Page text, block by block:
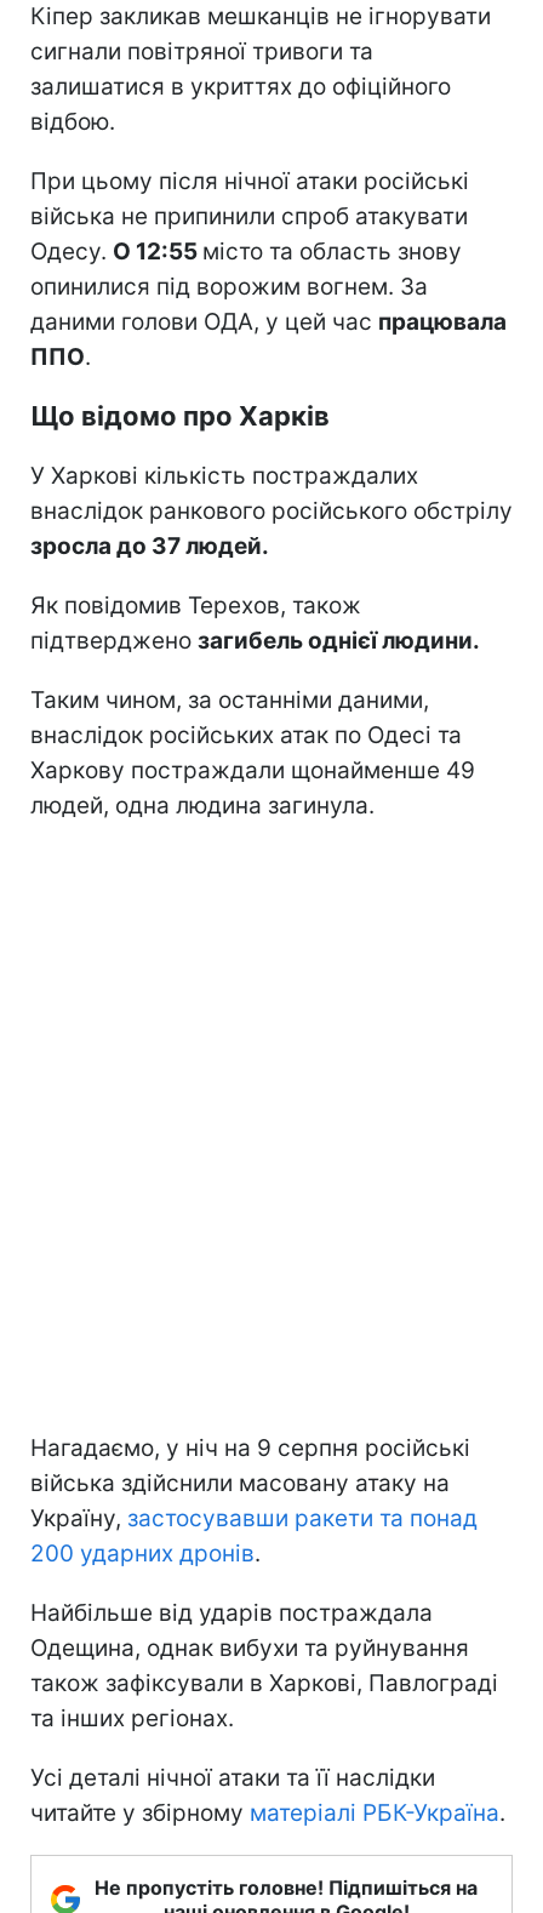
Кіпер закликав мешканців не ігнорувати
сигнали повітряної тривоги та
залишатися в укриттях до офіційного
відбою.
При цьому після нічної атаки російські
війська не припинили спроб атакувати
Одесу. О 12:55 місто та область знову
опинилися під ворожим вогнем. За
даними голови ОДА, у цей час працювала
ППО.
Що відомо про Харків
У Харкові кількість постраждалих
внаслідок ранкового російського обстрілу
зросла до 37 людей.
Як повідомив Терехов, також
підтверджено загибель однієї людини.
Таким чином, за останніми даними,
внаслідок російських атак по Одесі та
Харкову постраждали щонайменше 49
людей, одна людина загинула.
Нагадаємо, у ніч на 9 серпня російські
війська здійснили масовану атаку на
Україну, застосувавши ракети та понад
200 ударних дронів.
Найбільше від ударів постраждала
Одещина, однак вибухи та руйнування
також зафіксували в Харкові, Павлограді
та інших регіонах.
Усі деталі нічної атаки та її наслідки
читайте у збірному матеріалі РБК-Україна.
Не пропустіть головне! Підпишіться на